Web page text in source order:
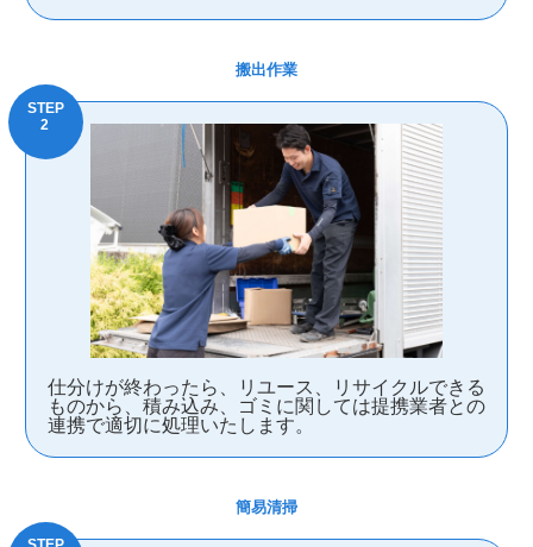
搬出作業
仕分けが終わったら、リユース、リサイクルできる
ものから、積み込み、ゴミに関しては提携業者との
連携で適切に処理いたします。
簡易清掃